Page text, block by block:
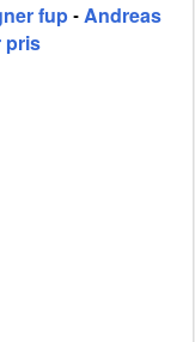
fup- Andreas
pris